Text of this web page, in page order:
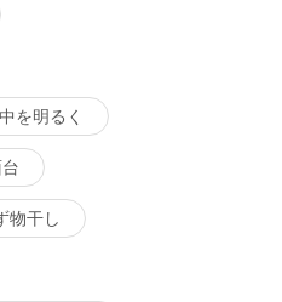
を明るく
物干し